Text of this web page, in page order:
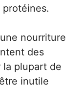
nourriture
des
la plupart de
inutile